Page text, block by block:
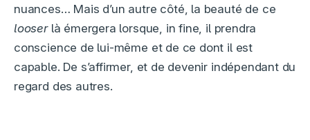
nuances… Mais d’un autre côté, la beauté de ce
looserlà émergera lorsque, in fine, il prendra
conscience de lui-même et de ce dont il est
capable. De s’affirmer, et de devenir indépendant du
regard des autres.